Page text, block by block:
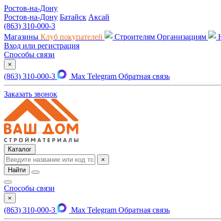
Ростов-на-Дону
Ростов-на-Дону Батайск Аксай
(863) 310-000-3
Магазины Клуб покупателей Строителям Организациям
Вход или регистрация
Способы связи
×
(863) 310-000-3 Max Telegram Обратная связь
Заказать звонок
Каталог
×
Найти
Способы связи
×
(863) 310-000-3 Max Telegram Обратная связь